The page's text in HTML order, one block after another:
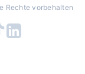
Rechte vorbehalten